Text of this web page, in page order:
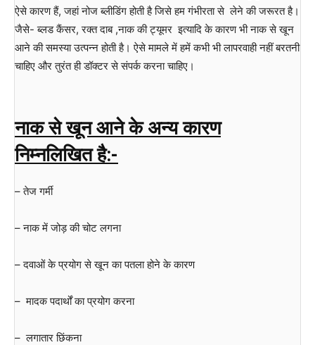
ऐसे कारण हैं, जहां नोज ब्लीडिंग होती है जिसे हम गंभीरता से लेने की जरूरत है।
जैसे- ब्लड कैंसर, रक्त दाब ,नाक की ट्यूमर इत्यादि के कारण भी नाक से खून
आने की समस्या उत्पन्न होती है। ऐसे मामले में हमें कभी भी लापरवाही नहीं बरतनी
चाहिए और तुरंत ही डॉक्टर से संपर्क करना चाहिए।
नाक से खून आने के अन्य कारण
निम्नलिखित है:-
– तेज गर्मी
– नाक में जोड़ की चोट लगना
– दवाओं के प्रयोग से खून का पतला होने के कारण
– मादक पदार्थों का प्रयोग करना
– लगातार छिंकना